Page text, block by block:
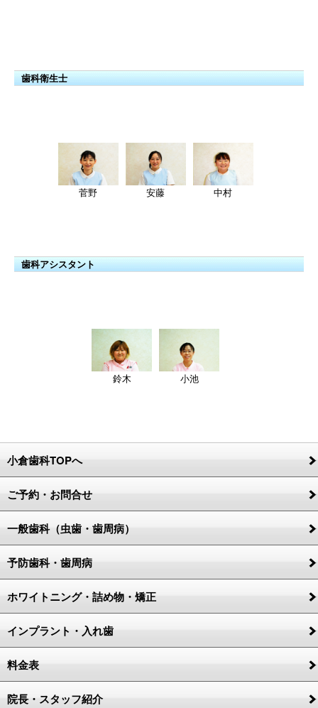
歯科衛生士
菅野 安藤 中村
歯科アシスタント
鈴木 小池
小倉歯科TOPへ
ご予約・お問合せ
一般歯科（虫歯・歯周病）
予防歯科・歯周病
ホワイトニング・詰め物・矯正
インプラント・入れ歯
料金表
院長・スタッフ紹介